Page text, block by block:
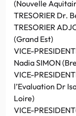
(Nouvelle
TRESORIER Dr.
TRESORIER
(Grand Est)
VICE-
Nadia SIMON
VICE-
l’Evaluation Dr
Loire)
VICE-